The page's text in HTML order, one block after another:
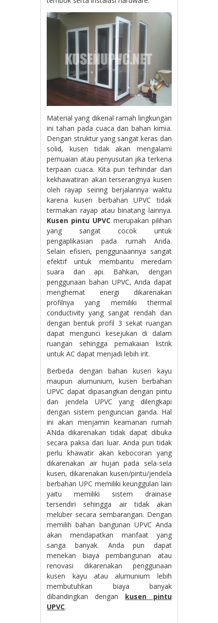
Material yang dikenal ramah lingkungan
ini tahan pada cuaca dan bahan kimia.
Dengan struktur yang sangat keras dan
solid, kusen tidak akan mengalami
pemuaian atau penyusutan jika terkena
terpaan cuaca. Kita pun terhindar dari
kekhawatiran akan terserangnya kusen
oleh rayap seiring berjalannya waktu
karena kusen berbahan UPVC tidak
termakan rayap atau binatang lainnya.
Kusen pintu UPVC merupakan pilihan
yang sangat cocok untuk
pengaplikasian pada rumah Anda.
Selain efisien, penggunaannya sangat
efektif untuk membantu meredam
suara dan api. Bahkan, dengan
penggunaan bahan UPVC, Anda dapat
menghemat energi dikarenakan
profilnya yang memiliki thermal
conductivity yang sangat rendah dan
dengan bentuk profil 3 sekat ruangan
dapat mengunci kesejukan di dalam
ruangan sehingga pemakaian listrik
untuk AC dapat menjadi lebih irit.
Berbeda dengan bahan kusen kayu
maupun alumunium, kusen berbahan
UPVC dapat dipasangkan dengan pintu
dan jendela UPVC yang dilengkapi
dengan sistem penguncian ganda. Hal
ini akan menjamin keamanan rumah
ANda dikarenakan tidak dapat dibuka
secara paksa dari luar. Anda pun tidak
perlu khawatir akan kebocoran yang
dikarenakan air hujan pada sela-sela
kusen, dikarenakan kusen/pintu/jendela
berbahan UPC memiliki keunggulan lain
yaitu memiliki sistem drainase
tersendiri sehingga air tidak akan
meluber secara sembarangan. Dengan
memilih bahan bangunan UPVC Anda
akan mendapatkan manfaat yang
sanga banyak. Anda pun dapat
menekan biaya pembangunan atau
renovasi dikarenakan penggunaan
kusen kayu atau alumunium lebih
membutuhkan biaya banyak
dibandingkan dengan kusen pintu
UPVC.